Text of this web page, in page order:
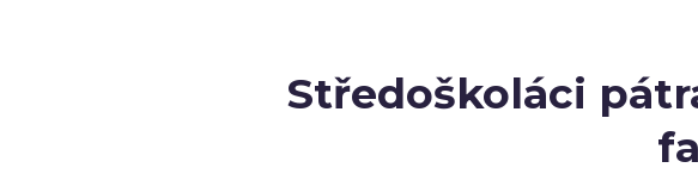
Středoškoláci